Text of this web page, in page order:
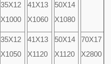
35X12
X1000
41X13
X1060
50X14
X1080
35X12
X1050
41X13
X1120
50X14
X1120
70X17
X2800